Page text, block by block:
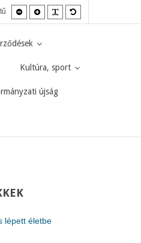
Kisebb
betűméret
Nagyobb
betűméret
Kultúra, sport
újság
lépett életbe